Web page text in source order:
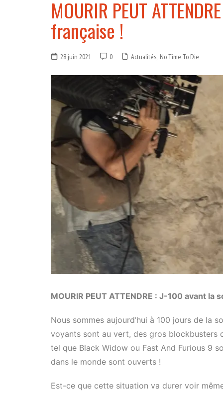
MOURIR PEUT
française !
28 juin 2021 0 Actualités, No Time To Die
MOURIR PEUT ATTENDRE : J-100 avant la
Nous sommes aujourd’hui à 100 jours de la
voyants sont au vert, des gros blockbusters
tel que Black Widow ou Fast And Furious 9
dans le monde sont ouverts !
Est-ce que cette situation va durer voir